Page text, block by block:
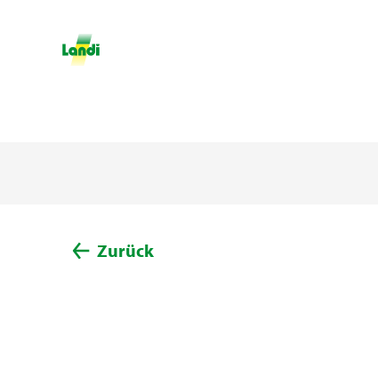
Zurück